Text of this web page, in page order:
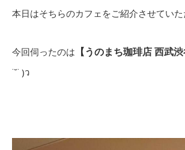
本日はそちらのカフェをご紹介させてい
今回伺ったのは 【うのまち珈琲店 西武渋
˙˘˙ )ว